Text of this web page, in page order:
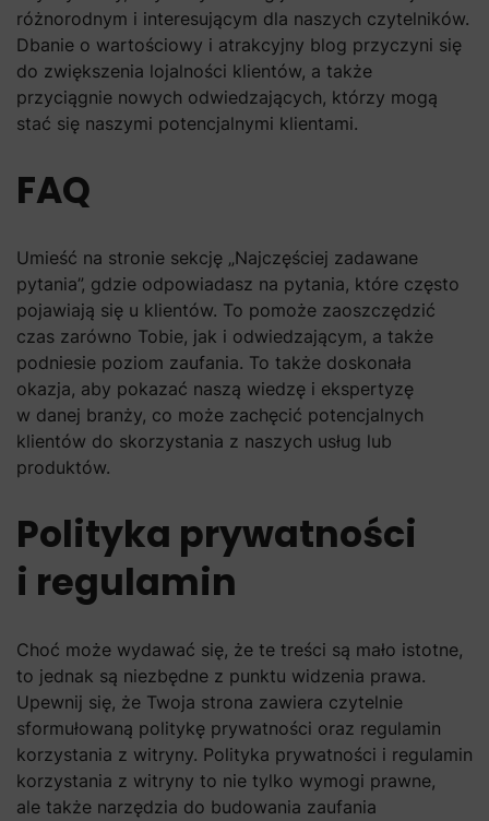
różnorodnym i interesującym dla naszych czytelników.
Dbanie o wartościowy i atrakcyjny blog przyczyni się
do zwiększenia lojalności klientów, a także
przyciągnie nowych odwiedzających, którzy mogą
stać się naszymi potencjalnymi klientami.
FAQ
Umieść na stronie sekcję „Najczęściej zadawane
pytania”, gdzie odpowiadasz na pytania, które często
pojawiają się u klientów. To pomoże zaoszczędzić
czas zarówno Tobie, jak i odwiedzającym, a także
podniesie poziom zaufania. To także doskonała
okazja, aby pokazać naszą wiedzę i ekspertyzę
w danej branży, co może zachęcić potencjalnych
klientów do skorzystania z naszych usług lub
produktów.
Polityka prywatności
i regulamin
Choć może wydawać się, że te treści są mało istotne,
to jednak są niezbędne z punktu widzenia prawa.
Upewnij się, że Twoja strona zawiera czytelnie
sformułowaną politykę prywatności oraz regulamin
korzystania z witryny. Polityka prywatności i regulamin
korzystania z witryny to nie tylko wymogi prawne,
ale także narzędzia do budowania zaufania